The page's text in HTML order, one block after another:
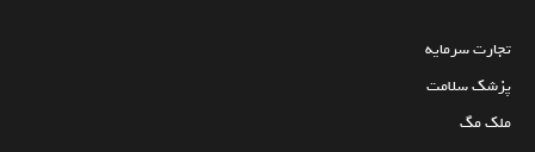
تجارت سرمایه
پزشک سلامت
ملک مگ